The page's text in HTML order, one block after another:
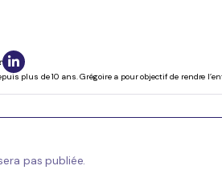
plus de 10 ans. Grégoire a pour objectif de rendre
pas publiée.